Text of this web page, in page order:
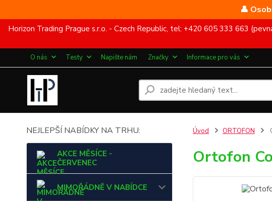
👤
Horizon Trading Prague s.r.o. - Czech Republic, tel: +420 605 333 663
O nás Testy Napište nám Značky Informace pro vás
NEJLEPŠÍ NABÍDKY NA TRHU:
AKCE MĚSÍCE -
ČERVENEC
MIMOŘÁDNĚ V NABÍDCE
Úvod ORTOFON
Ortofon